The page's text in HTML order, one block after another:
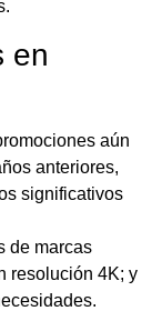
en
aún
anteriores,
significativos
de marcas
resolución 4K; y